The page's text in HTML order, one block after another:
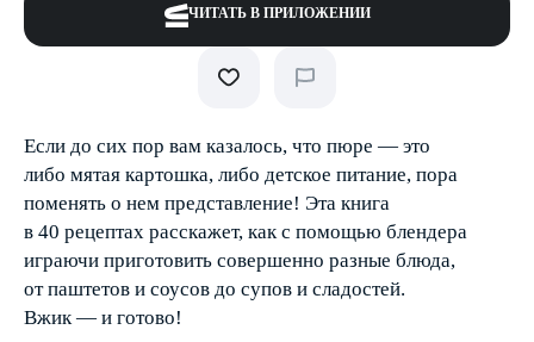
ЧИТАТЬ В ПРИЛОЖЕНИИ
Если до сих пор вам казалось, что пюре — это
либо мятая картошка, либо детское питание, пора
поменять о нем представление! Эта книга
в 40 рецептах расскажет, как с помощью блендера
играючи приготовить совершенно разные блюда,
от паштетов и соусов до супов и сладостей.
Вжик — и готово!